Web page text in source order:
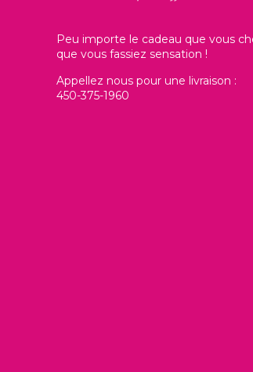
Peu importe le cadeau que vous
que vous fassiez sensation !
Appellez nous pour une livraison :
450-375-1960